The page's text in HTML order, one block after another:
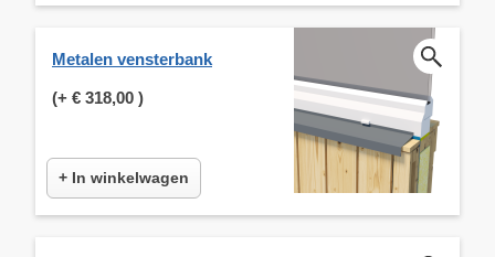
Metalen vensterbank
(+ € 318,00 )
+ In winkelwagen